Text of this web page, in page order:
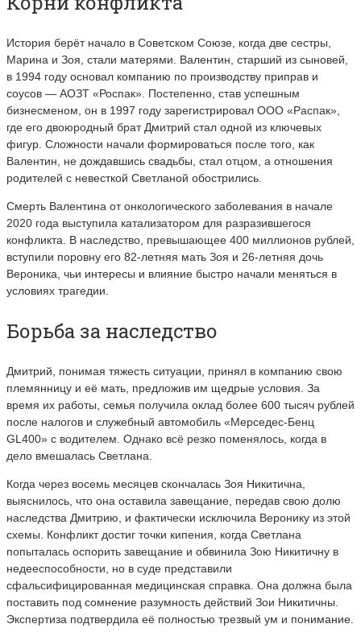
История берёт начало в Советском Союзе, когда две сестры,
Марина и Зоя, стали матерями. Валентин, старший из сыновей,
в 1994 году основал компанию по производству приправ и
соусов — АОЗТ «Роспак». Постепенно, став успешным
бизнесменом, он в 1997 году зарегистрировал ООО «Распак»,
где его двоюродный брат Дмитрий стал одной из ключевых
фигур. Сложности начали формироваться после того, как
Валентин, не дождавшись свадьбы, стал отцом, а отношения
родителей с невесткой Светланой обострились.
Смерть Валентина от онкологического заболевания в начале
2020 года выступила катализатором для разразившегося
конфликта. В наследство, превышающее 400 миллионов рублей,
вступили поровну его 82-летняя мать Зоя и 26-летняя дочь
Вероника, чьи интересы и влияние быстро начали меняться в
условиях трагедии.
Борьба за наследство
Дмитрий, понимая тяжесть ситуации, принял в компанию свою
племянницу и её мать, предложив им щедрые условия. За
время их работы, семья получила оклад более 600 тысяч рублей
после налогов и служебный автомобиль «Мерседес-Бенц
GL400» с водителем. Однако всё резко поменялось, когда в
дело вмешалась Светлана.
Когда через восемь месяцев скончалась Зоя Никитична,
выяснилось, что она оставила завещание, передав свою долю
наследства Дмитрию, и фактически исключила Веронику из этой
схемы. Конфликт достиг точки кипения, когда Светлана
попыталась оспорить завещание и обвинила Зою Никитичну в
недееспособности, но в суде представили
сфальсифицированная медицинская справка. Она должна была
поставить под сомнение разумность действий Зои Никитичны.
Экспертиза подтвердила её полностью трезвый ум и понимание.